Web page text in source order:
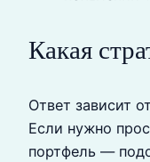
Какая
Ответ зависит
Если нужно
портфель —